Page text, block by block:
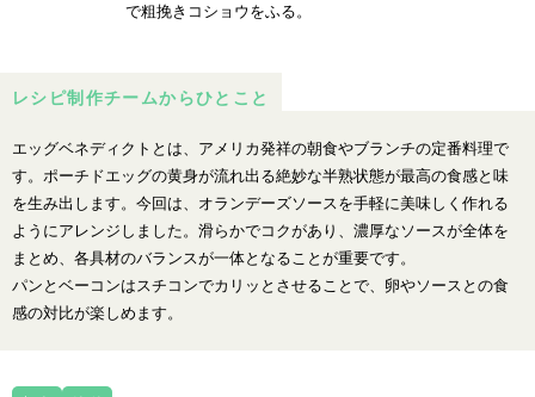
で粗挽きコショウをふる。
レシピ制作チームからひとこと
エッグベネディクトとは、アメリカ発祥の朝食やブランチの定番料理で
す。ポーチドエッグの黄身が流れ出る絶妙な半熟状態が最高の食感と味
を生み出します。今回は、オランデーズソースを手軽に美味しく作れる
ようにアレンジしました。滑らかでコクがあり、濃厚なソースが全体を
まとめ、各具材のバランスが一体となることが重要です。
パンとベーコンはスチコンでカリッとさせることで、卵やソースとの食
感の対比が楽しめます。